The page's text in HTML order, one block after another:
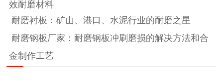
效耐磨材料
耐磨衬板：矿山、港口、水泥行业的耐磨之星
耐磨钢板厂家：耐磨钢板冲刷磨损的解决方法和合
金制作工艺